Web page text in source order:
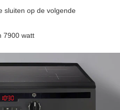
sluiten op de volgende
7900 watt